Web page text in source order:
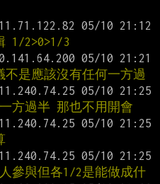
1/2>0>1/3
是應該沒有任何一方過
方過半 那也不用開會
參與但各1/2是能做成什